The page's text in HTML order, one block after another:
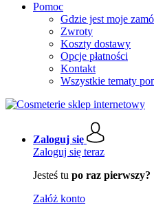
Pomoc
Gdzie jest moje
Zwroty
Koszty dostawy
Opcje płatności
Kontakt
Wszystkie tematy
Zaloguj się
Zaloguj się teraz
Jesteś tu po raz pierwszy?
Załóż konto